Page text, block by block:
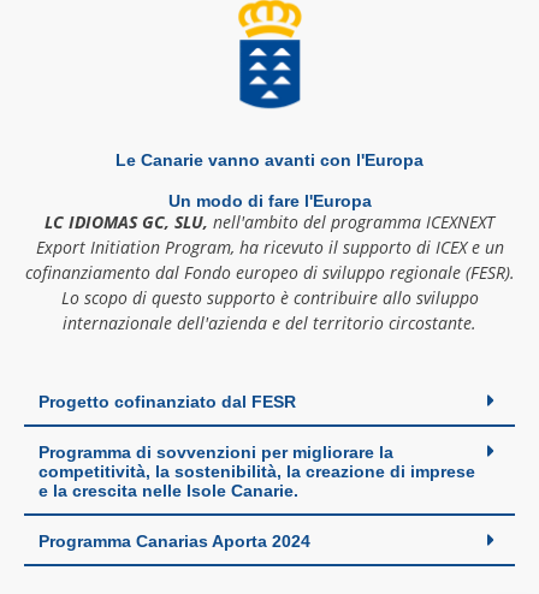
Le Canarie vanno avanti con l'Europa
Un modo di fare l'Europa
LC IDIOMAS GC, SLU, nell'ambito del programma ICEXNEXT
Export Initiation Program, ha ricevuto il supporto di ICEX e un
cofinanziamento dal Fondo europeo di sviluppo regionale (FESR).
Lo scopo di questo supporto è contribuire allo sviluppo
internazionale dell'azienda e del territorio circostante.
Progetto cofinanziato dal FESR
Programma di sovvenzioni per migliorare la
competitività, la sostenibilità, la creazione di imprese
e la crescita nelle Isole Canarie.
Programma Canarias Aporta 2024